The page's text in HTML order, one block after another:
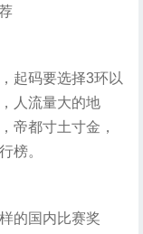
起码要选择3环以
人流量大的地
帝都寸土寸金，
榜。
的国内比赛奖